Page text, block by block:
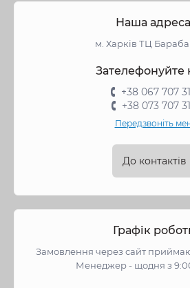
Наша
м. Харків ТЦ
Зателефонуйте
+38 067 707
+38 073 707
Передзвоніть
До контактів
Графік
Замовлення через сайт
Менеджер - щодня з